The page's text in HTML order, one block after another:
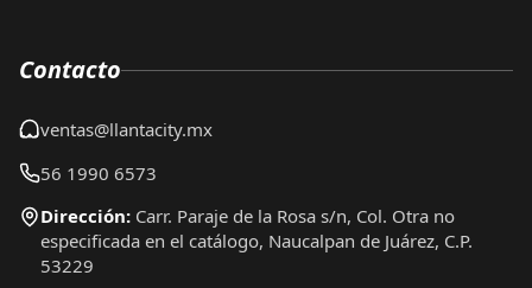
Contacto
ventas@llantacity.mx
56 1990 6573
Dirección: Carr. Paraje de la Rosa s/n, Col. Otra no
especificada en el catálogo, Naucalpan de Juárez, C.P.
53229